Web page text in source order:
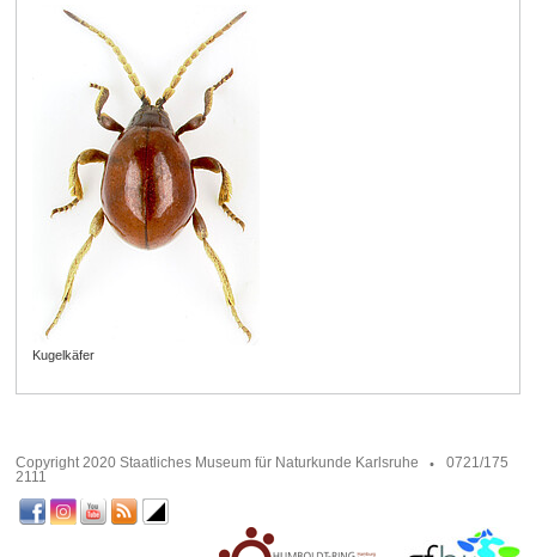
Kugelkäfer
Copyright 2020 Staatliches Museum für Naturkunde Karlsruhe
0721/175
2111